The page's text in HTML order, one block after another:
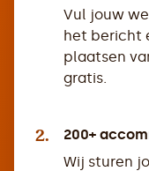
Vul jouw
het bericht
plaatsen
gratis.
2.
200+
Wij sturen